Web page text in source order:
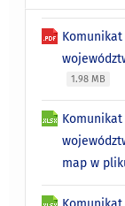
1.98 MB
map w